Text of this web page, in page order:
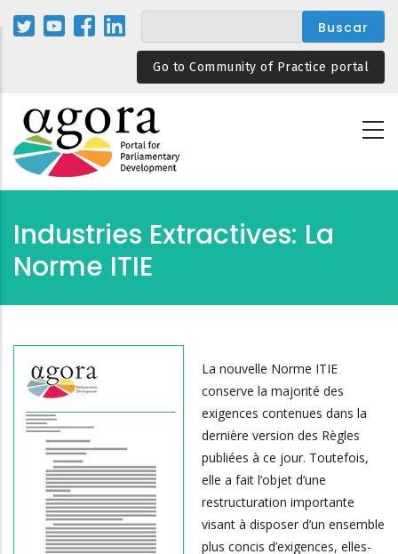
Pasar
Go to Community of Practice portal
Industries Extractives: La
Norme ITIE
La nouvelle Norme ITIE
conserve la majorité des
exigences contenues dans la
dernière version des Règles
publiées à ce jour. Toutefois,
elle a fait l’objet d’une
restructuration importante
visant à disposer d’un ensemble
plus concis d’exigences, elles-